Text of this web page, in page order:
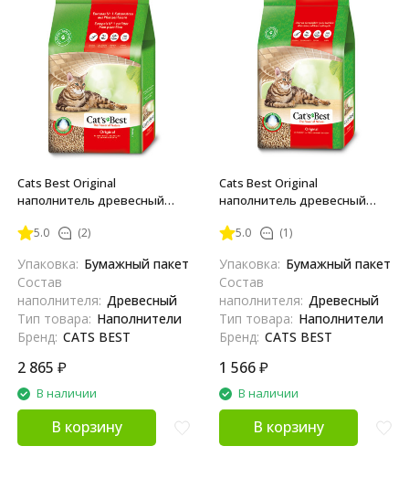
Cats Best Original
наполнитель древесный
туалетов - 20 л (8,6 кг)
5.0 (2)
Упаковка: Бумажный пакет
Состав
наполнителя: Древесный
Тип товара: Наполнители
Бренд: CATS BEST
2 865 ₽
В наличии
В корзину
Cats Best Original
наполнитель древесный
туалетов - 10 л (4,3 кг)
5.0 (1)
Упаковка: Бумажный пакет
Состав
наполнителя: Древесный
Тип товара: Наполнители
Бренд: CATS BEST
1 566₽
В наличии
В корзину